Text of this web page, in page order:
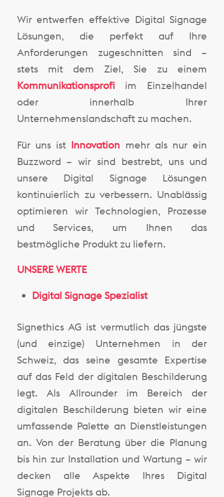
Wir entwerfen effektive Digital Signage
Lösungen, die perfekt auf Ihre
Anforderungen zugeschnitten sind –
stets mit dem Ziel, Sie zu einem
Kommunikationsprofiim Einzelhandel
oder innerhalb Ihrer
Unternehmenslandschaft zu machen.
Für uns ist Innovation mehr als nur ein
Buzzword – wir sind bestrebt, uns und
unsere Digital Signage Lösungen
kontinuierlich zu verbessern. Unablässig
optimieren wir Technologien, Prozesse
und Services, um Ihnen das
bestmögliche Produkt zu liefern.
UNSERE WERTE
Digital Signage Spezialist
Signethics AG ist vermutlich das jüngste
(und einzige) Unternehmen in der
Schweiz, das seine gesamte Expertise
auf das Feld der digitalen Beschilderung
legt. Als Allrounder im Bereich der
digitalen Beschilderung bieten wir eine
umfassende Palette an Dienstleistungen
an. Von der Beratung über die Planung
bis hin zur Installation und Wartung – wir
decken alle Aspekte Ihres Digital
Signage Projekts ab.